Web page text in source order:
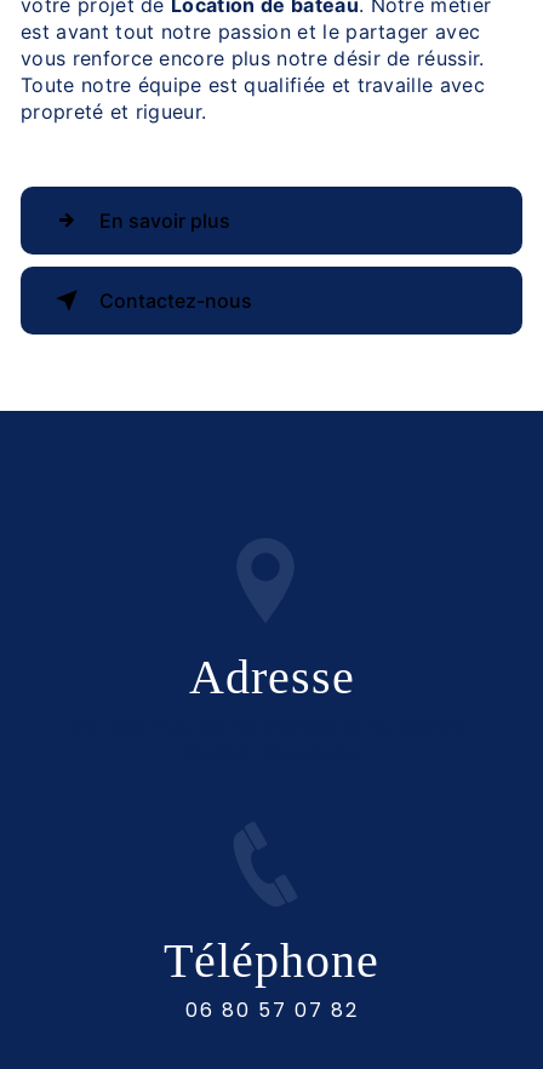
votre projet de Location de bateau. Notre métier
est avant tout notre passion et le partager avec
vous renforce encore plus notre désir de réussir.
Toute notre équipe est qualifiée et travaille avec
propreté et rigueur.
En savoir plus
Contactez-nous
Adresse
Téléphone
06 80 57 07 82